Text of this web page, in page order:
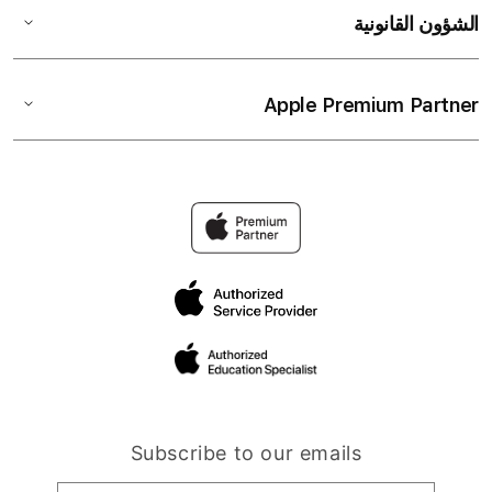
الشؤون القانونية
Apple Premium Partner
Subscribe to our emails